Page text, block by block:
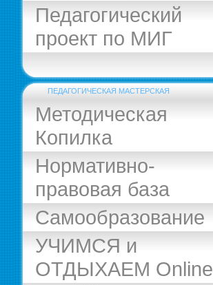
Педагогический
проект по МИГ
ПЕДАГОГИЧЕСКАЯ МАСТЕРСКАЯ
Методическая
Копилка
Нормативно-
правовая база
Самообразование
УЧИМСЯ и
ОТДЫХАЕМ Online